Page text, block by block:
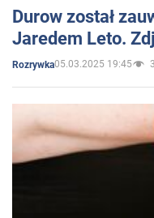
Durow został
Jaredem Leto.
Rozrywka05.03.2025 19:45